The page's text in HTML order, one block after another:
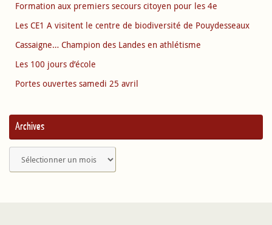
Formation aux premiers secours citoyen pour les 4e
Les CE1 A visitent le centre de biodiversité de Pouydesseaux
Cassaigne… Champion des Landes en athlétisme
Les 100 jours d’école
Portes ouvertes samedi 25 avril
Archives